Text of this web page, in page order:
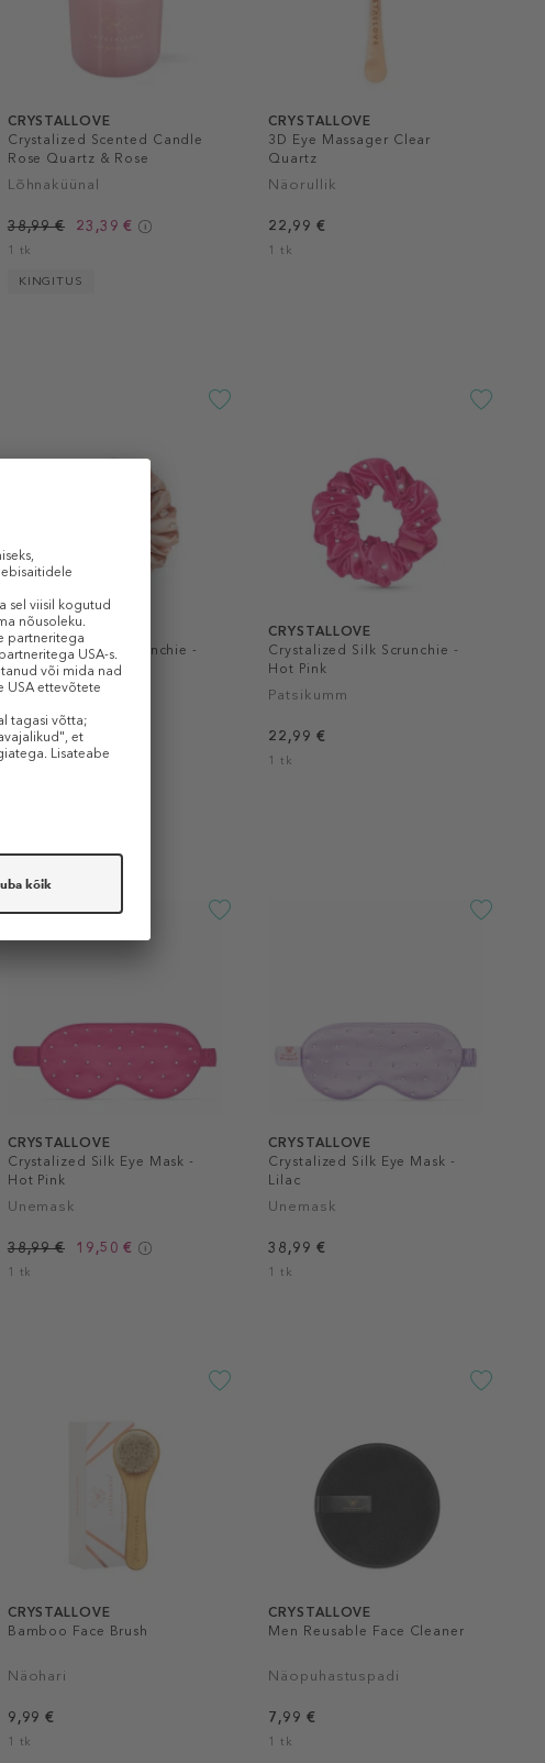
CRYSTALLOVE
Crystalized Scented Candle
Rose Quartz & Rose
Lõhnaküünal
38,99 € 23,39 €
1 tk
KINGITUS
CRYSTALLOVE
3D Eye Massager Clear
Quartz
Näorullik
22,99 €
1 tk
CRYSTALLOVE
Crystalized Silk Scrunchie -
Rose Gold
Patsikumm
22,99 €
1 tk
CRYSTALLOVE
Crystalized Silk Scrunchie -
Hot Pink
Patsikumm
22,99 €
1 tk
-50%
CRYSTALLOVE
Crystalized Silk Eye Mask -
Hot Pink
Unemask
38,99 € 19,50 €
1 tk
CRYSTALLOVE
Crystalized Silk Eye Mask -
Lilac
Unemask
38,99 €
1 tk
CRYSTALLOVE
Bamboo Face Brush
Näohari
9,99 €
1 tk
CRYSTALLOVE
Men Reusable Face Cleaner
Näopuhastuspadi
7,99 €
1 tk